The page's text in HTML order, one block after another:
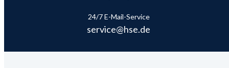
24/7 E-Mail-Service
service@hse.de